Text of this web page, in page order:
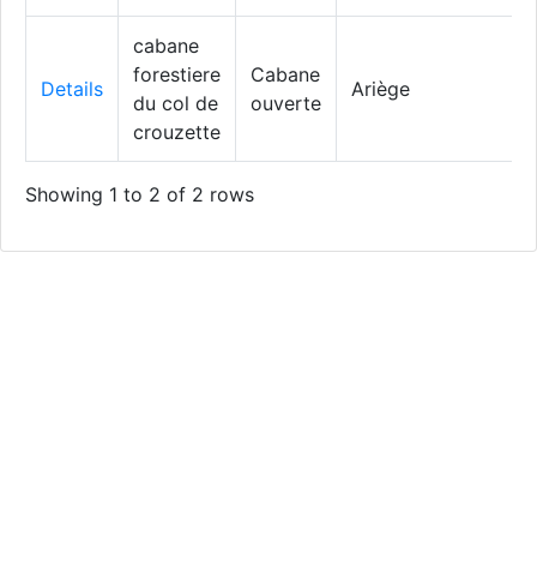
Details
cabane
forestiere
du col de
crouzette
Cabane
ouverte
Ariège
Showing 1 to 2 of 2 rows